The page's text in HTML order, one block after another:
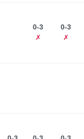
0-3
✗
0-3
✗